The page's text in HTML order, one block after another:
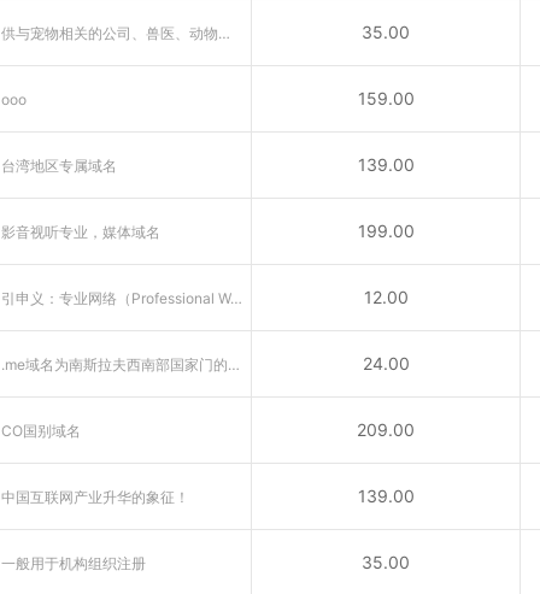
供与宠物相关的公司、兽医、动物救援及宠物爱好者所使用之域名 35.00
ooo 159.00
台湾地区专属域名 139.00
影音视听专业，媒体域名 199.00
引申义：专业网络（Professional Web）或个人网站 12.00
.me域名为南斯拉夫西南部国家门的内哥罗的国家顶级域名 24.00
CO国别域名 209.00
中国互联网产业升华的象征！ 139.00
一般用于机构组织注册 35.00